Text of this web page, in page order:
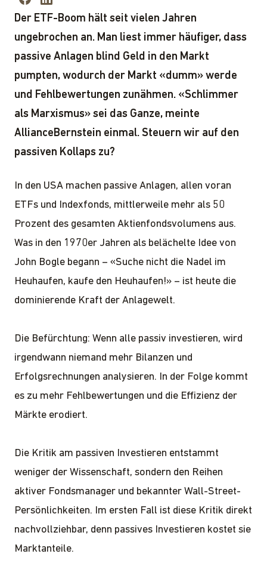
Der ETF-Boom hält seit vielen Jahren
ungebrochen an. Man liest immer häufiger, dass
passive Anlagen blind Geld in den Markt
pumpten, wodurch der Markt «dumm» werde
und Fehlbewertungen zunähmen. «Schlimmer
als Marxismus» sei das Ganze, meinte
AllianceBernstein einmal. Steuern wir auf den
passiven Kollaps zu?
In den USA machen passive Anlagen, allen voran
ETFs und Indexfonds, mittlerweile mehr als 50
Prozent des gesamten Aktienfondsvolumens aus.
Was in den 1970er Jahren als belächelte Idee von
John Bogle begann – «Suche nicht die Nadel im
Heuhaufen, kaufe den Heuhaufen!» – ist heute die
dominierende Kraft der Anlagewelt.
Die Befürchtung: Wenn alle passiv investieren, wird
irgendwann niemand mehr Bilanzen und
Erfolgsrechnungen analysieren. In der Folge kommt
es zu mehr Fehlbewertungen und die Effizienz der
Märkte erodiert.
Die Kritik am passiven Investieren entstammt
weniger der Wissenschaft, sondern den Reihen
aktiver Fondsmanager und bekannter Wall-Street-
Persönlichkeiten. Im ersten Fall ist diese Kritik direkt
nachvollziehbar, denn passives Investieren kostet sie
Marktanteile.